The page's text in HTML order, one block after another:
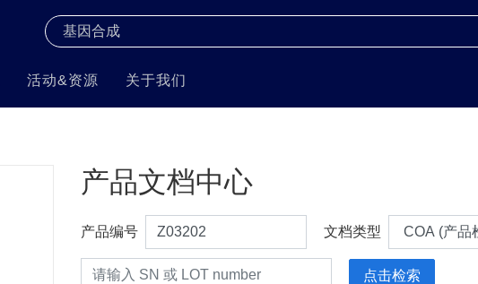
活动&资源 关于我们
产品文档中心
产品编号 文档类型